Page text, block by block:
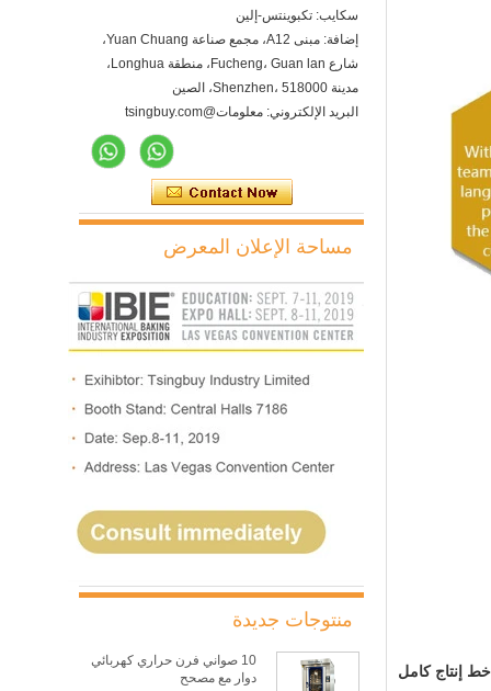
سكايب: تكبوينتس-إلين
إضافة: مبنى A12، مجمع صناعة Yuan Chuang،
شارع Fucheng، Guan lan، منطقة Longhua،
مدينة Shenzhen، 518000، الصين
البريد الإلكتروني: معلومات@tsingbuy.com
مساحة الإعلان المعرض
منتوجات جديدة
10 صواني فرن حراري كهربائي
دوار مع مصحح
خط إنتاج كامل